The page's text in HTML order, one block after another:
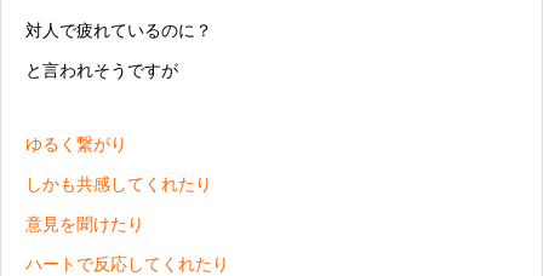
対人で疲れているのに？
と言われそうですが
ゆるく繋がり
しかも共感してくれたり
意見を聞けたり
ハートで反応してくれたり